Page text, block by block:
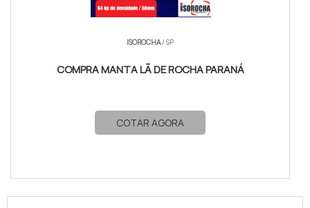
ISOROCHA/ SP
COMPRA MANTA LÃ DE ROCHA PARANÁ
COTAR AGORA